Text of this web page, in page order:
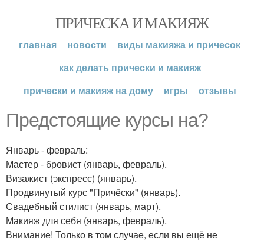
ПРИЧЕСКА И МАКИЯЖ
главная новости
виды макияжа и причесок
как делать прически и макияж
прически и макияж на дому
игры отзывы
Предстоящие курсы на?
Январь - февраль:
Мастер - бровист (январь, февраль).
Визажист (экспресс) (январь).
Продвинутый курс "Причёски" (январь).
Свадебный стилист (январь, март).
Макияж для себя (январь, февраль).
Внимание! Только в том случае, если вы ещё не